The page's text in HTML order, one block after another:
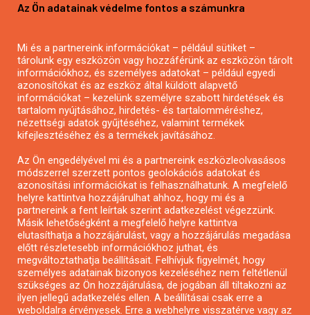
Mezőgazdasági pályázatírás
Pályázatírás civil szervezeteknek
Pályázatírás önkormányzatoknak
Pályázatfigyelés
Specifikus pályázatfigyelés vagy hírlevél
Pályázatok magánszemélyeknek
Pályázatok civil szervezeteknek
Pályázatok vállalkozásoknak
Önkormányzati pályázatok
Mezőgazdasági pályázatok
Falusi turizmus pályázatok
Napelem pályázatok
Az Ön adatainak védelme fontos a számunkra
Mi és a partnereink információkat – például sütiket –
tárolunk egy eszközön vagy hozzáférünk az eszközön tárolt
információkhoz, és személyes adatokat – például egyedi
azonosítókat és az eszköz által küldött alapvető
információkat – kezelünk személyre szabott hirdetések és
tartalom nyújtásához, hirdetés- és tartalomméréshez,
nézettségi adatok gyűjtéséhez, valamint termékek
kifejlesztéséhez és a termékek javításához.
Az Ön engedélyével mi és a partnereink eszközleolvasásos
módszerrel szerzett pontos geolokációs adatokat és
azonosítási információkat is felhasználhatunk. A megfelelő
helyre kattintva hozzájárulhat ahhoz, hogy mi és a
partnereink a fent leírtak szerint adatkezelést végezzünk.
Másik lehetőségként a megfelelő helyre kattintva
elutasíthatja a hozzájárulást, vagy a hozzájárulás megadása
előtt részletesebb információkhoz juthat, és
megváltoztathatja beállításait. Felhívjuk figyelmét, hogy
személyes adatainak bizonyos kezeléséhez nem feltétlenül
szükséges az Ön hozzájárulása, de jogában áll tiltakozni az
ilyen jellegű adatkezelés ellen. A beállításai csak erre a
weboldalra érvényesek. Erre a webhelyre visszatérve vagy az